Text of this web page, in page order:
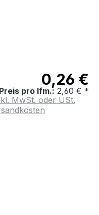
0,26 €
Preis pro lfm.: 2,60 € *
MwSt. oder USt.